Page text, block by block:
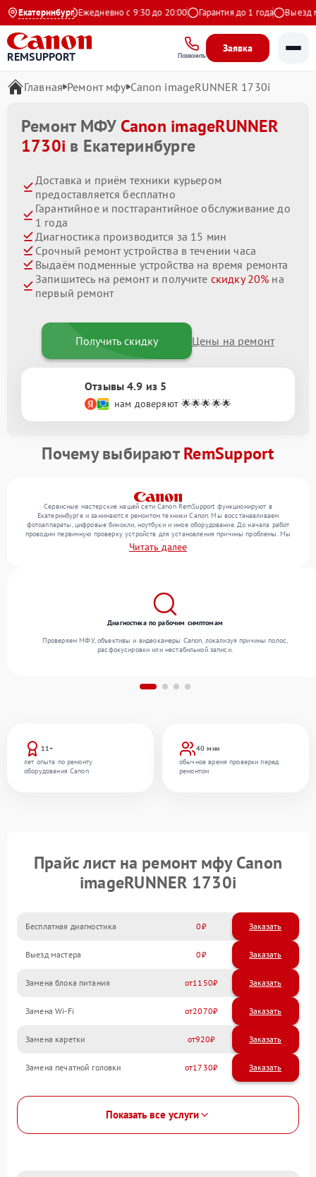
Екатеринбург
на Яндекс Ежедневно с 9:30 до 20:00 Гарантия до 1 года Выезд
REMSUPPORT Позвонить
Заявка
Главная Ремонт мфу Canon imageRUNNER 1730i
Ремонт МФУ Canon imageRUNNER
1730i в Екатеринбурге
Доставка и приём техники курьером
предоставляется бесплатно
Гарантийное и постгарантийное обслуживание до
1 года
Диагностика производится за 15 мин
Срочный ремонт устройства в течении часа
Выдаём подменные устройства на время ремонта
Запишитесь на ремонт и получите скидку 20% на
первый ремонт
Получить скидку Цены на ремонт
Отзывы 4.9 из 5
нам доверяют 🌟🌟🌟🌟🌟
Почему выбираютRemSupport
Сервисные мастерские нашей сети Canon RemSupport функционируют в
Екатеринбурге и занимаются ремонтом техники Canon. Мы восстанавливаем
фотоаппараты, цифровые бинокли, ноутбуки и иное оборудование. До начала работ
проводим первичную проверку устройств для установления причины проблемы. Мы
уточняем с посетителем набор нужных действий и их цену, лишь потом выполняем
восстановление с заменой запчастей по необходимости. В конце подтверждаем
Читать далее
11+
лет опыта по ремонту
оборудования Canon
40 мин
обычное время проверки перед
ремонтом
Диагностика по рабочим симптомам
Проверяем МФУ, объективы и видеокамеры Canon, локализуя причины полос,
расфокусировки или нестабильной записи.
Прайс лист на ремонт мфу Canon
imageRUNNER 1730i
Бесплатная диагностика 0 Заказать
Выезд мастера 0 Заказать
Замена блока питания 1150
Замена Wi-Fi 2070
Замена каретки 920
Замена печатной головки 1730
Показать все услуги